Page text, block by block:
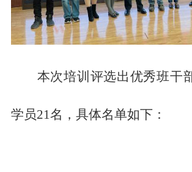
本次培训评选出优秀班干
学员21名，具体名单如下：